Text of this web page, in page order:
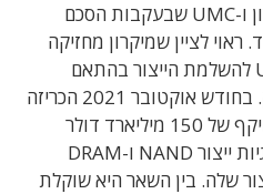
בהודעה משותפת מסרו מיקרון ו-UMC שבעקבות הסכם
לציין שמיקרון מחזיקה
במפעלי ייצור, ונעזרת ב-UMC להשלמת הייצור בהתאם
לדרישות המשתנות של השוק. בחודש אוקטובר 2021 הכריזה
מיקרון על תוכנית השקעה בהיקף של 150 מיליארד דולר
בעשור הקרוב לפיתוח טכנולוגיות ייצור NAND ו-DRAM
שלה. בין השאר היא שוקלת